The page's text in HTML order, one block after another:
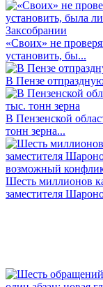
«Своих» не
установить, бы...
В Пензе
В Пензенской
тонн зерна...
Шесть миллионов
заместителя